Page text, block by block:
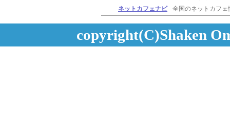
ネットカフェナビ
全国のネットカフ
copyright(C)Shaken